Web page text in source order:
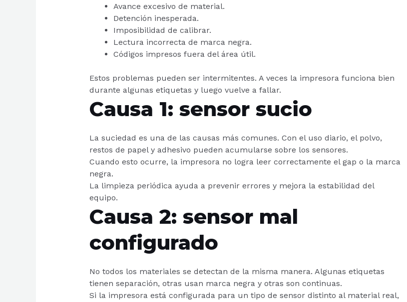
Avance excesivo de material.
Detención inesperada.
Imposibilidad de calibrar.
Lectura incorrecta de marca negra.
Códigos impresos fuera del área útil.
Estos problemas pueden ser intermitentes. A veces la impresora funciona bien
durante algunas etiquetas y luego vuelve a fallar.
Causa 1: sensor sucio
La suciedad es una de las causas más comunes. Con el uso diario, el polvo,
restos de papel y adhesivo pueden acumularse sobre los sensores.
Cuando esto ocurre, la impresora no logra leer correctamente el gap o la marca
negra.
La limpieza periódica ayuda a prevenir errores y mejora la estabilidad del
equipo.
Causa 2: sensor mal
configurado
No todos los materiales se detectan de la misma manera. Algunas etiquetas
tienen separación, otras usan marca negra y otras son continuas.
Si la impresora está configurada para un tipo de sensor distinto al material real,